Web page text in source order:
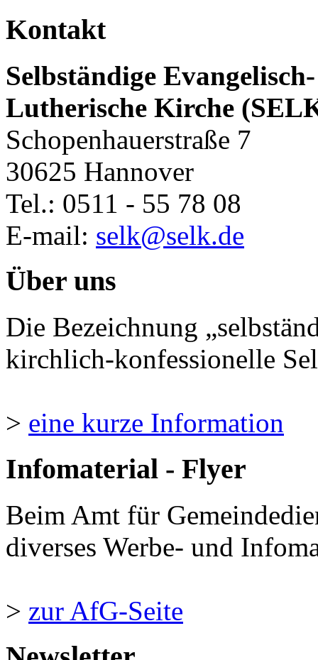
Kontakt
Selbständige Evangelisch-
Lutherische Kirche
Schopenhauerstraße 7
30625 Hannover
Tel.: 0511 - 55 78 08
E-mail: selk@selk.de
Über uns
Die Bezeichnung
kirchlich-konfessionelle
> eine kurze Information
Infomaterial - Flyer
Beim Amt für
diverses Werbe- und
> zur AfG-Seite